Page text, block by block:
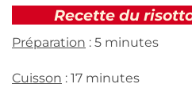
Recette du
Préparation : 5 minutes
Cuisson : 17 minutes